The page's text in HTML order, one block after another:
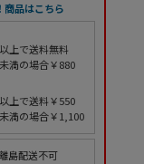
商品はこちら
上で送料無料
満の場合￥880
上で送料￥550
満の場合￥1,100
島配送不可